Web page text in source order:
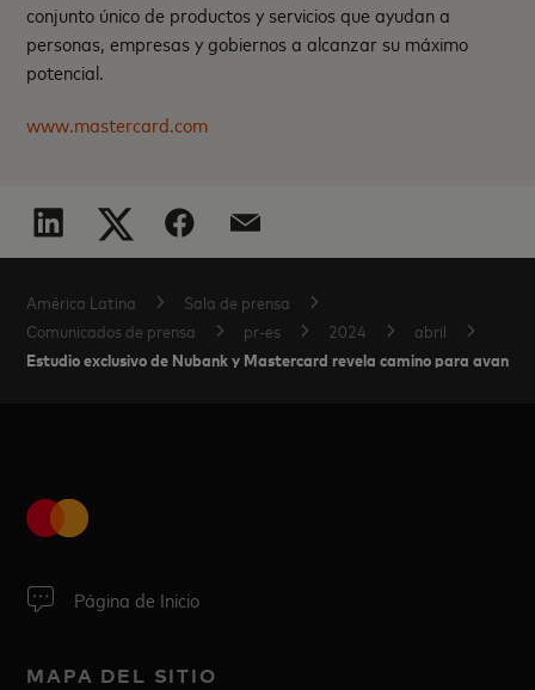
conjunto único de productos y servicios que ayudan a
personas, empresas y gobiernos a alcanzar su máximo
potencial.
www.mastercard.com
América Latina
Sala de prensa
Comunicados de prensa
pr-es 2024 abril
Estudio exclusivo de Nubank y Mastercard revela camino para
Página de Inicio
MAPA DEL SITIO